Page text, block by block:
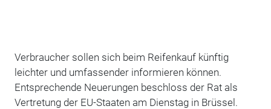
Verbraucher sollen sich beim Reifenkauf künftig
leichter und umfassender informieren können.
Entsprechende Neuerungen beschloss der Rat als
Vertretung der EU-Staaten am Dienstag in Brüssel.